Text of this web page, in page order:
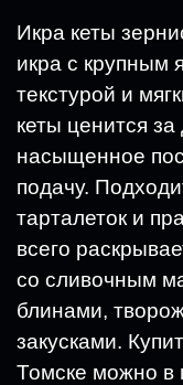
Икра кеты
икра с крупным
текстурой и
кеты ценится
насыщенное
подачу.
тарталеток и
всего
со сливочным
блинами,
закусками.
Томске можно в